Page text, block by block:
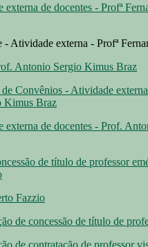
de docentes - Profª
- Atividade externa - Profª
Antonio Sergio Kimus Braz
Convênios - Atividade
Kimus Braz
externa de docentes - Prof.
de título de professor
Fazzio
de concessão de título de
de contratação de professor